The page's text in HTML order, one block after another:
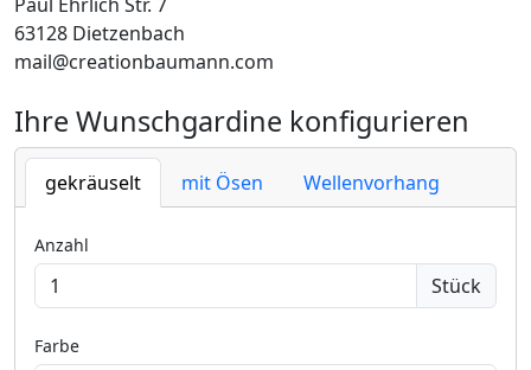
63128 Dietzenbach
mail@creationbaumann.com
Ihre Wunschgardine konfigurieren
gekräuselt mit Ösen Wellenvorhang
Anzahl
Stück
Farbe